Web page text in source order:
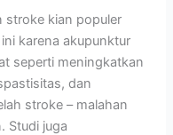
stroke kian populer
karena akupunktur
seperti meningkatkan
dan
stroke – malahan
Studi juga